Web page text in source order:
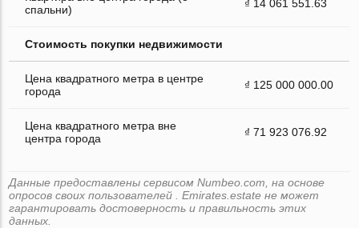
спальни)
₫ 14 061 551.63
Стоимость покупки недвижимости
Цена квадратного метра в центре
города
₫ 125 000 000.00
Цена квадратного метра вне
центра города
₫ 71 923 076.92
Данные предоставлены сервисом Numbeo.com, на основе
опросов своих пользователей . Emirates.estate не может
гарантировать достоверность и правильность этих
данных.